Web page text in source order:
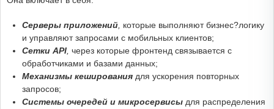
Серверы приложений которые выполняют бизнес?логику
и управляют запросами с мобильных клиентов;
Сетки API через которые фронтенд связывается с
обработчиками и базами данных;
Механизмы кеширования для ускорения повторных
запросов;
Системы очередей и микросервисы для распределения